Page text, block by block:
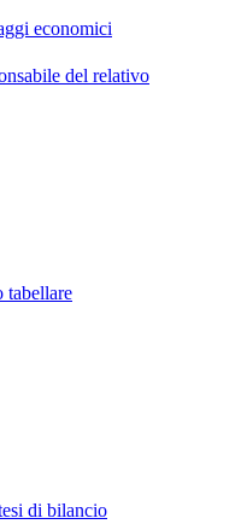
economici
del relativo
tabellare
di bilancio